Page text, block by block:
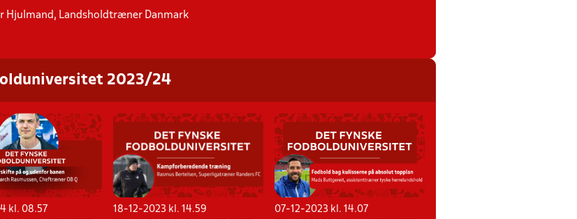
Hjulmand, Landsholdtræner Danmark
2023/24
kl. 08.57
18-12-2023 kl. 14.59
07-12-2023 kl. 14.07